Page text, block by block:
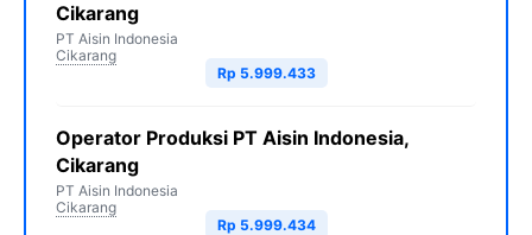
Cikarang
PT Aisin Indonesia
Cikarang
Rp 5.999.433
Operator Produksi PT Aisin Indonesia,
Cikarang
PT Aisin Indonesia
Cikarang
Rp 5.999.434